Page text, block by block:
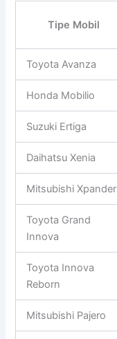
Tipe Mobil
Toyota Avanza
Honda Mobilio
Suzuki Ertiga
Daihatsu Xenia
Mitsubishi Xpander
Toyota Grand
Innova
Toyota Innova
Reborn
Mitsubishi Pajero